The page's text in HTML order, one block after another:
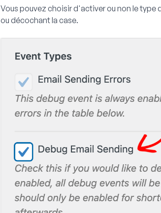
Vous pouvez choisir d'activer ou non le type
ou décochant la case.